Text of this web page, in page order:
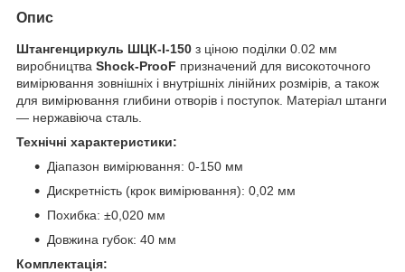
Опис
Штангенциркуль ШЦК-I-150 з ціною поділки 0.02 мм
виробництва Shock-ProoF призначений для високоточного
вимірювання зовнішніх і внутрішніх лінійних розмірів, а також
для вимірювання глибини отворів і поступок. Матеріал штанги
— нержавіюча сталь.
Технічні характеристики:
Діапазон вимірювання: 0-150 мм
Дискретність (крок вимірювання): 0,02 мм
Похибка: ±0,020 мм
Довжина губок: 40 мм
Комплектація: